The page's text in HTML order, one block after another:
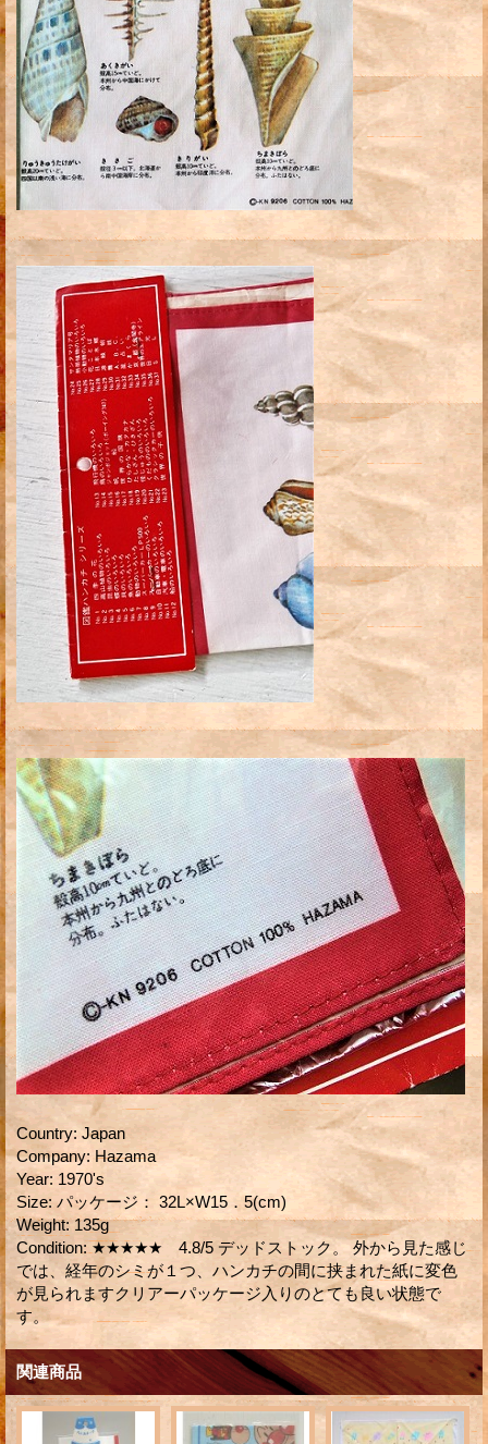
Country: Japan
Company: Hazama
Year: 1970's
Size: パッケージ： 32L×W15．5(cm)
Weight: 135g
Condition: ★★★★★ 4.8/5 デッドストック。 外から見た感じ
では、経年のシミが１つ、ハンカチの間に挟まれた紙に変色
が見られますクリアーパッケージ入りのとても良い状態で
す。
関連商品